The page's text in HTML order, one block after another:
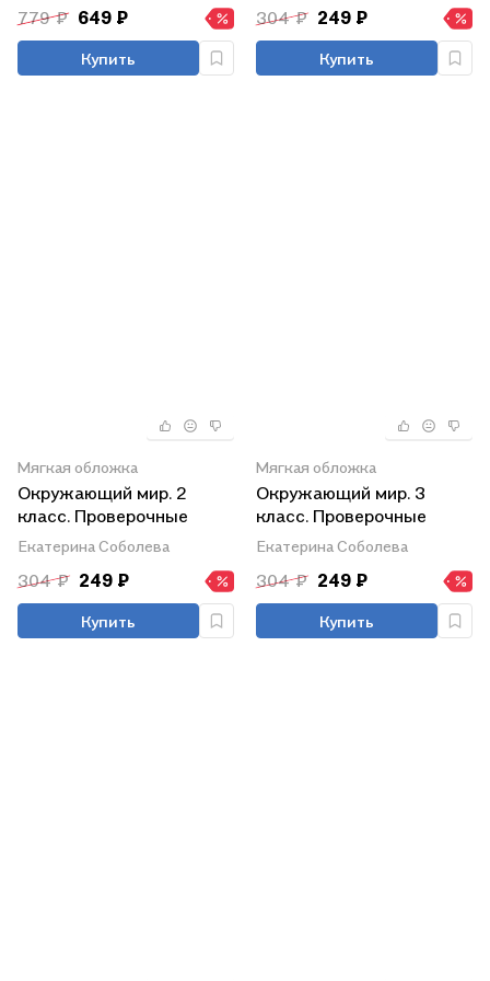
779 ₽ 649 ₽
Купить
304 ₽ 249 ₽
Купить
Мягкая обложка
Окружающий мир. 2
класс. Проверочные
работы. ФГОС
Екатерина Соболева
304 ₽ 249 ₽
Купить
Мягкая обложка
Окружающий мир. 3
класс. Проверочные
работы. ФГОС
Екатерина Соболева
304 ₽ 249 ₽
Купить